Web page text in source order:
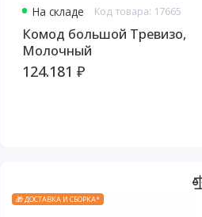
На складе Код товара: 17665
Комод большой Тревизо,
Молочный
124.181 ₽
🎁 ДОСТАВКА И СБОРКА*